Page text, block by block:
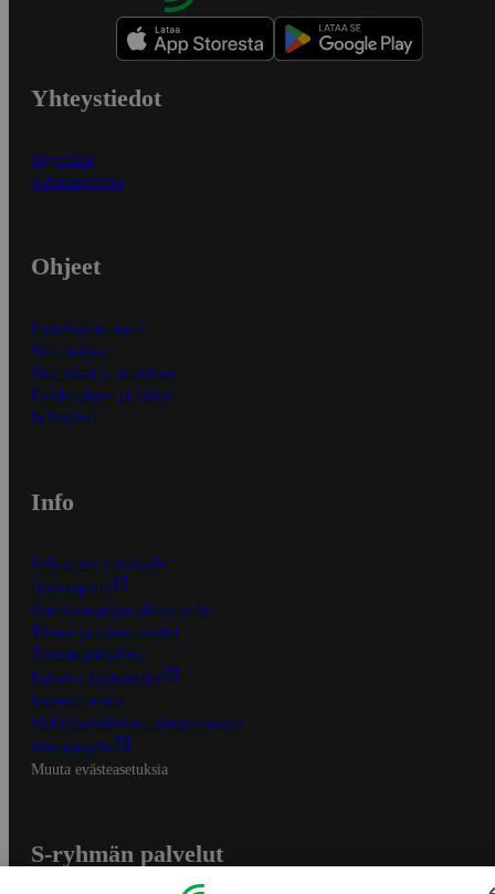
Yhteystiedot
Myymälät
Asiakaspalvelu
Ohjeet
Ensitilaajan ohjeet
Näin maksat
Näin tilaat ja muokkaat
Kaikki ohjeet ja vinkit
In English
Info
S-Business yrityksille
Oiva-raportit
Osuuskauppojen yhteystiedot
Tilaus- ja toimitusehdot
Tietosuojakäytäntö
Palvelun käyttöehdot
Saavutettavuus
Mobiilisovelluksen saavutettavuus
Mainostajalle
Muuta evästeasetuksia
S-ryhmän palvelut